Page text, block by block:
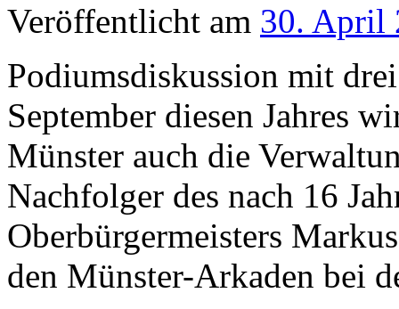
Veröffentlicht am 30. April
Podiumsdiskussion mit
September diesen Jahres
Münster auch die
Nachfolger des nach 16
Oberbürgermeisters
den Münster-Arkaden bei